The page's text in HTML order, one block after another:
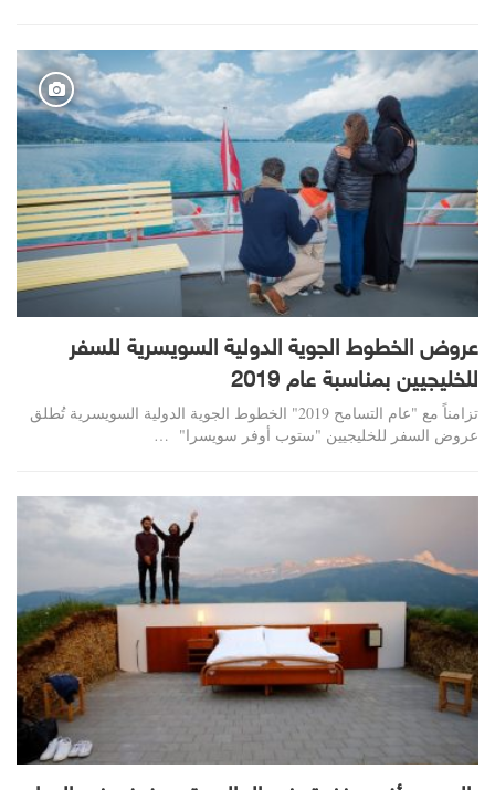
عروض الخطوط الجوية الدولية السويسرية للسفر
للخليجيين بمناسبة عام 2019
تزامناً مع "عام التسامح 2019" الخطوط الجوية الدولية السويسرية تُطلق
عروض السفر للخليجيين "ستوب أوفر سويسرا" …